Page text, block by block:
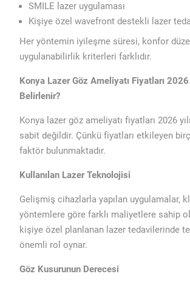
SMILE lazer uygulaması
Kişiye özel wavefront destekli lazer
Her yöntemin iyileşme süresi, konfor
uygulanabilirlik kriterleri farklıdır.
Konya Lazer Göz Ameliyatı Fiyatları
Belirlenir?
Konya lazer göz ameliyatı fiyatları 2026
sabit değildir. Çünkü fiyatları etkileyen
faktör bulunmaktadır.
Kullanılan Lazer Teknolojisi
Gelişmiş cihazlarla yapılan uygulamalar,
yöntemlere göre farklı maliyetlere sahip
kişiye özel planlanan lazer tedavilerinde
önemli rol oynar.
Göz Kusurunun Derecesi